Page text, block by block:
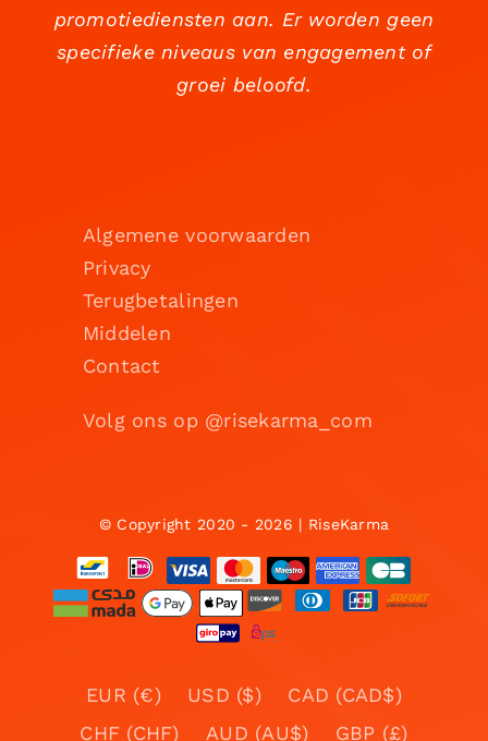
promotiediensten aan. Er worden geen
specifieke niveaus van engagement of
groei beloofd.
Algemene voorwaarden
Privacy
Terugbetalingen
Middelen
Contact
Volg ons op @risekarma_com
© Copyright 2020 - 2026 | RiseKarma
EUR (€) USD ($)
CAD (CAD$)
CHF (CHF)
AUD (AU$)
GBP (£)